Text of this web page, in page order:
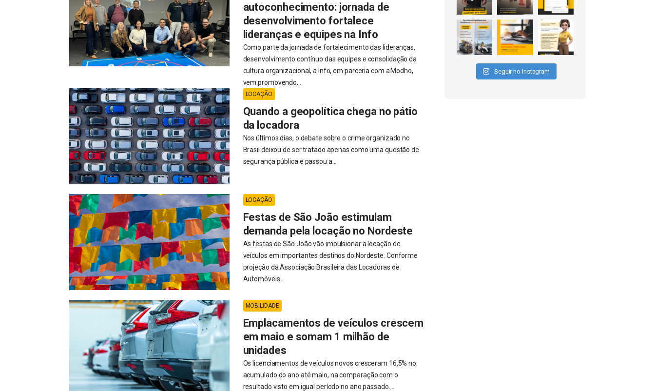
autoconhecimento: jornada de
desenvolvimento fortalece
lideranças e equipes na Info
Como parte da jornada de fortalecimento das lideranças,
desenvolvimento contínuo das equipes e consolidação da
cultura organizacional, a Info, em parceria com a Modho,
vem promovendo...
LOCAÇÃO
Quando a geopolítica chega no pátio
da locadora
Nos últimos dias, o debate sobre o crime organizado no
Brasil deixou de ser tratado apenas como uma questão de
segurança pública e passou a...
LOCAÇÃO
Festas de São João estimulam
demanda pela locação no Nordeste
As festas de São João vão impulsionar a locação de
veículos em importantes destinos do Nordeste. Conforme
projeção da Associação Brasileira das Locadoras de
Automóveis...
MOBILIDADE
Emplacamentos de veículos crescem
em maio e somam 1 milhão de
unidades
Os licenciamentos de veículos novos cresceram 16,5% no
acumulado do ano até maio, na comparação com o
resultado visto em igual período no ano passado....
Seguir no Instagram